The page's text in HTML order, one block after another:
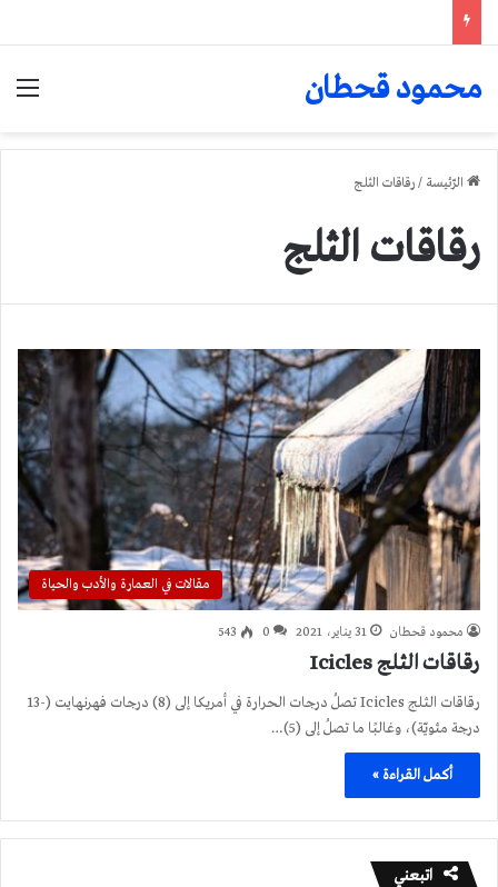
محمود قحطان
الرّئيسة /رقاقات الثلج
رقاقات الثلج
مقالات في العمارة والأدب والحياة
محمود قحطان 31 يناير، 2021 0
543
رقاقات الثلج Icicles
رقاقات الثلج Icicles تصلُ درجات الحرارة في أمريكا إلى (8) درجات فهرنهايت (-13
درجة مئويّة)، وغالبًا ما تصلُ إلى (5)…
أكمل القراءة »
اتبعني